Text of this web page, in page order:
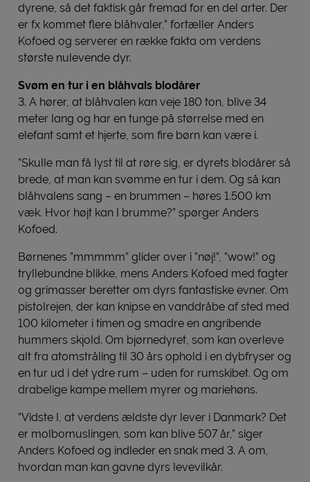
dyrene, så det faktisk går fremad for en del arter. Der
er fx kommet flere blåhvaler,” fortæller Anders
Kofoed og serverer en række fakta om verdens
største nulevende dyr.
Svøm en tur i en blåhvals blodårer
3. A hører, at blåhvalen kan veje 180 ton, blive 34
meter lang og har en tunge på størrelse med en
elefant samt et hjerte, som fire børn kan være i.
”Skulle man få lyst til at røre sig, er dyrets blodårer så
brede, at man kan svømme en tur i dem. Og så kan
blåhvalens sang – en brummen – høres 1.500 km
væk. Hvor højt kan I brumme?” spørger Anders
Kofoed.
Børnenes ”mmmmm” glider over i ”nøj!”, ”wow!” og
tryllebundne blikke, mens Anders Kofoed med fagter
og grimasser beretter om dyrs fantastiske evner. Om
pistolrejen, der kan knipse en vanddråbe af sted med
100 kilometer i timen og smadre en angribende
hummers skjold. Om bjørnedyret, som kan overleve
alt fra atomstråling til 30 års ophold i en dybfryser og
en tur ud i det ydre rum – uden for rumskibet. Og om
drabelige kampe mellem myrer og mariehøns.
”Vidste I, at verdens ældste dyr lever i Danmark? Det
er molbomuslingen, som kan blive 507 år,” siger
Anders Kofoed og indleder en snak med 3. A om,
hvordan man kan gavne dyrs levevilkår.